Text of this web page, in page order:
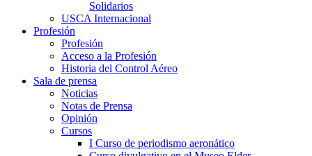
Solidarios
USCA Internacional
Profesión
Profesión
Acceso a la Profesión
Historia del Control Aéreo
Sala de prensa
Noticias
Notas de Prensa
Opinión
Cursos
I Curso de periodismo aeronático